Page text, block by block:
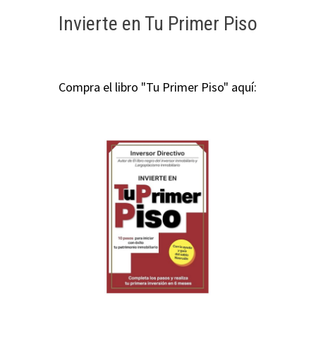
Invierte en Tu Primer Piso
Compra el libro "Tu Primer Piso" aquí: